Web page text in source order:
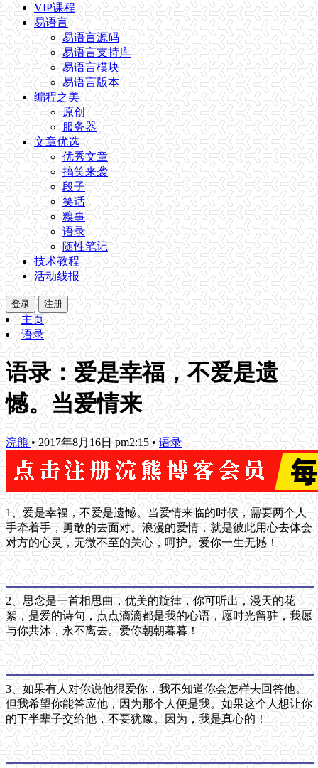
VIP课程
易语言
易语言源码
易语言支持库
易语言模块
易语言版本
编程之美
原创
服务器
文章优选
优秀文章
搞笑来袭
段子
笑话
糗事
语录
随性笔记
技术教程
活动线报
登录 注册
主页
语录
语录：爱是幸福，不爱是遗
憾。当爱情来
浣熊• 2017年8月16日 pm2:15• 语录
1、爱是幸福，不爱是遗憾。当爱情来临的时候，需要两个人
手牵着手，勇敢的去面对。浪漫的爱情，就是彼此用心去体会
对方的心灵，无微不至的关心，呵护。爱你一生无憾！
2、思念是一首相思曲，优美的旋律，你可听出，漫天的花
絮，是爱的诗句，点点滴滴都是我的心语，愿时光留驻，我愿
与你共沐，永不离去。爱你朝朝暮暮！
3、如果有人对你说他很爱你，我不知道你会怎样去回答他。
但我希望你能答应他，因为那个人便是我。如果这个人想让你
的下半辈子交给他，不要犹豫。因为，我是真心的！